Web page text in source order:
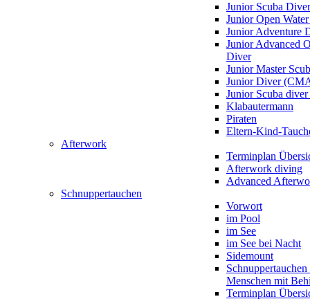
Junior Scuba Diver
Junior Open
Junior Adventure
Junior Advanced
Diver
Junior Master
Junior Diver
Junior Scuba
Klabautermann
Piraten
Eltern-Kind-
Afterwork
Terminplan
Afterwork diving
Advanced
Schnuppertauchen
Vorwort
im Pool
im See
im See bei Nacht
Sidemount
Menschen mit
Terminplan